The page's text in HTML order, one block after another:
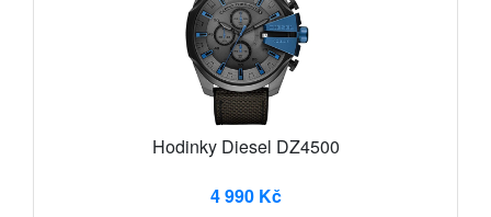
Hodinky Diesel DZ4500
4 990 Kč